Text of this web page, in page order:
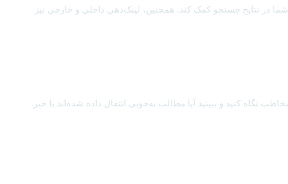
در نتایج جستجو کمک کند. همچنین، لینک‌دهی داخلی و خارجی نیز
نگاه کنید و ببینید آیا مطالب به‌خوبی انتقال داده شده‌اند یا خیر.